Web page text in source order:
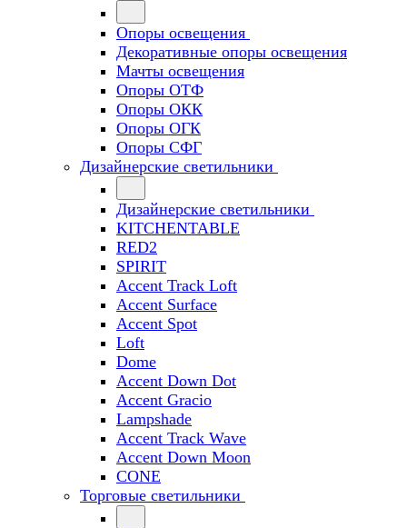
Опоры освещения
Декоративные опоры освещения
Мачты освещения
Опоры ОТФ
Опоры ОКК
Опоры ОГК
Опоры СФГ
Дизайнерские светильники
Дизайнерские светильники
KITCHENTABLE
RED2
SPIRIT
Accent Track Loft
Accent Surface
Accent Spot
Loft
Dome
Accent Down Dot
Accent Gracio
Lampshade
Accent Track Wave
Accent Down Moon
CONE
Торговые светильники